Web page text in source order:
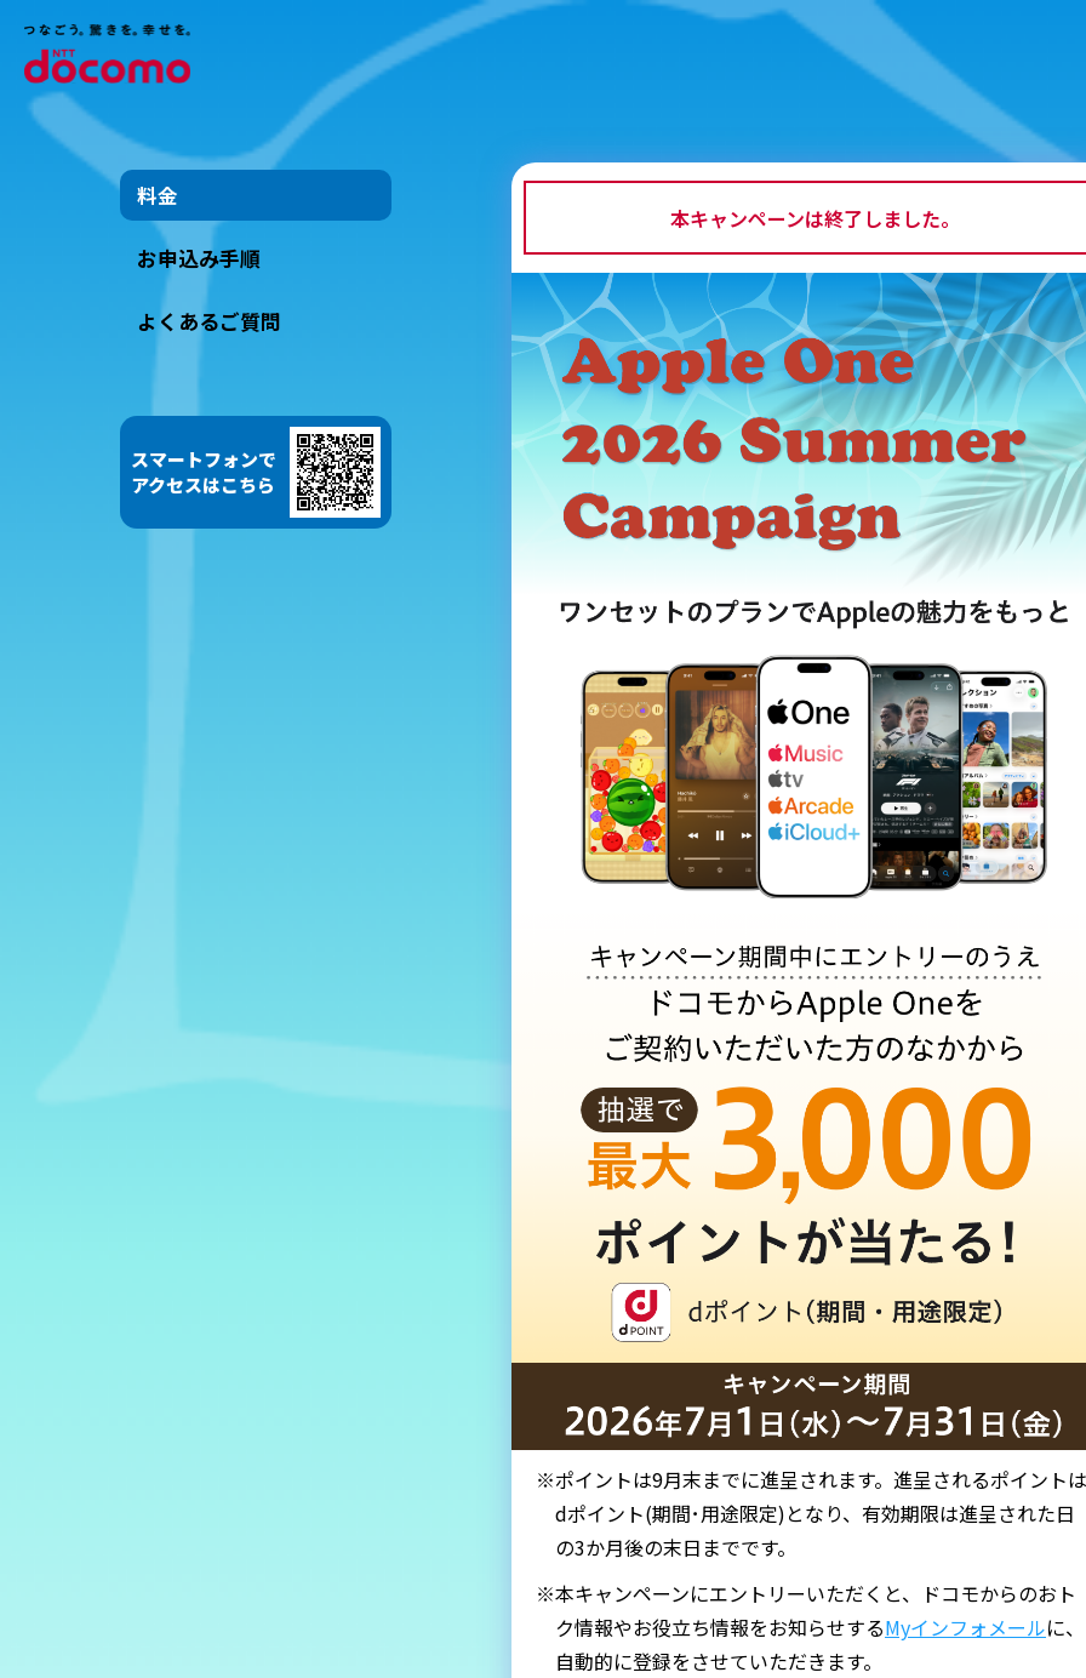
料金
お申込み手順
よくあるご質問
スマートフォンで
アクセスはこちら
本キャンペーンは終了しました。
※ポイントは9月末までに進呈されます。進呈されるポイントは
dポイント(期間･用途限定)となり、有効期限は進呈された日
の3か月後の末日までです。
※本キャンペーンにエントリーいただくと、ドコモからのおト
ク情報やお役立ち情報をお知らせするMyインフォメールに、
自動的に登録をさせていただきます。